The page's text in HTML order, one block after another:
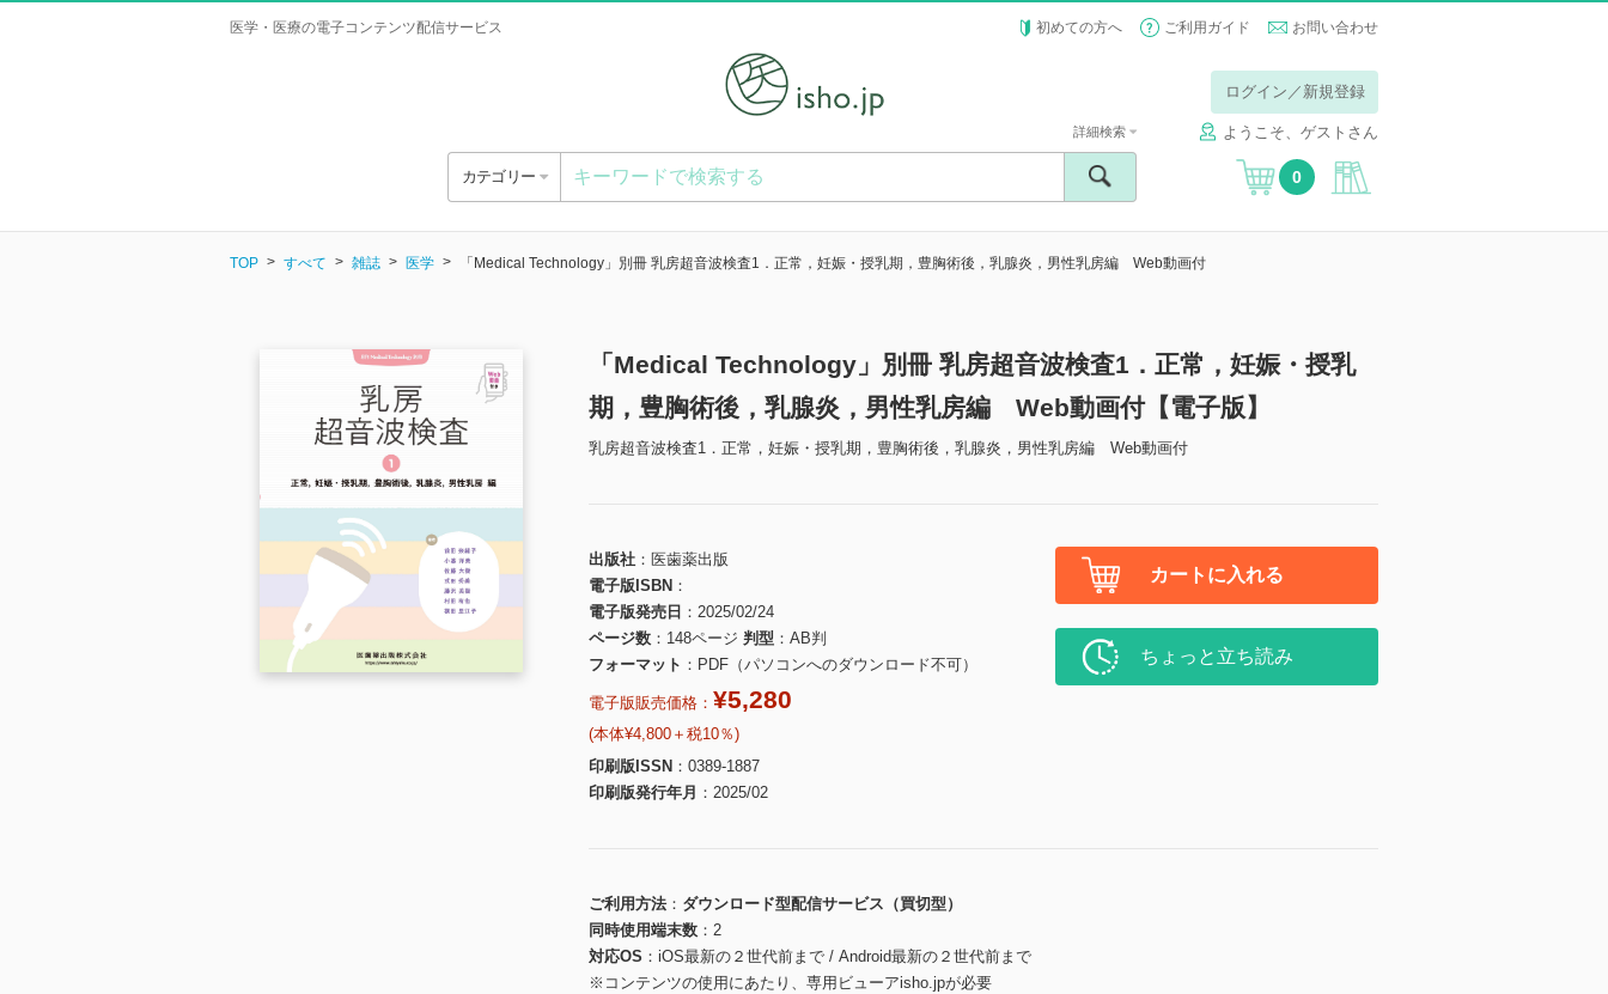
医学・医療の電子コンテンツ配信サービス 初めての方へ ご利用ガイド お問い合わせ
ログイン／新規登録
ようこそ、ゲストさん
カテゴリー
詳細検索
0
TOP すべて 雑誌 医学 「Medical Technology」別冊 乳房超音波検査1．正常，妊娠・授乳期，豊胸術後，乳腺炎，男性乳房編 Web動画付
「Medical Technology」別冊 乳房超音波検査1．正常，妊娠・授乳
期，豊胸術後，乳腺炎，男性乳房編 Web動画付【電子版】
乳房超音波検査1．正常，妊娠・授乳期，豊胸術後，乳腺炎，男性乳房編 Web動画付
出版社
医歯薬出版
電子版ISBN
電子版発売日
2025/02/24
ページ数
148ページ 判型
AB判
フォーマット
PDF（パソコンへのダウンロード不可）
電子版販売価格： ¥5,280
(本体¥4,800＋税10％)
印刷版ISSN
0389-1887
印刷版発行年月
2025/02
カートに入れる
ちょっと立ち読み
ご利用方法
ダウンロード型配信サービス（買切型）
同時使用端末数
2
対応OS
iOS最新の２世代前まで / Android最新の２世代前まで
※コンテンツの使用にあたり、専用ビューアisho.jpが必要